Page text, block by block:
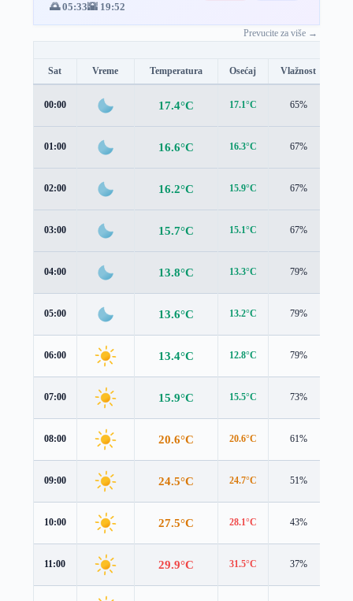
🌅 05:33🌇 19:52
Prevucite za više →
Sat Vreme Temperatura Osećaj Vlažnost
00:00 17.4°C 17.1°C 65%
01:00 16.6°C 16.3°C 67%
02:00 16.2°C 15.9°C 67%
03:00 15.7°C 15.1°C 67%
04:00 13.8°C 13.3°C 79%
05:00 13.6°C 13.2°C 79%
06:00 13.4°C 12.8°C 79%
07:00 15.9°C 15.5°C 73%
08:00 20.6°C 20.6°C 61%
09:00 24.5°C 24.7°C 51%
10:00 27.5°C 28.1°C 43%
11:00 29.9°C 31.5°C 37%